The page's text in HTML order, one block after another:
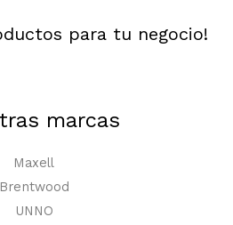
para tu negocio!
marcas
Maxell
Brentwood
UNNO